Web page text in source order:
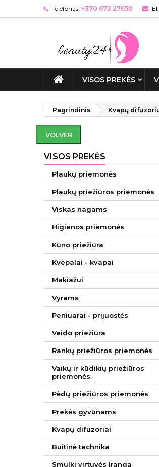
Telefonas: +370 672 27650
VISOS PREKĖS
Pagrindinis Kvapų
VOLVER
VISOS PREKĖS
Plaukų priemonės
Plaukų priežiūros priemonės
Viskas nagams
Higienos priemonės
Kūno priežiūra
Kvepalai - kvapai
Makiažui
Vyrams
Peniuarai - prijuostės
Veido priežiūra
Rankų priežiūros priemonės
Vaikų ir kūdikių priežiūros
priemonės
Pėdų priežiūros priemonės
Prekės gyvūnams
Kvapų difuzoriai
Buitinė technika
Smulki virtuvės įranga